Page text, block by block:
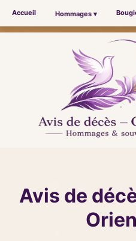
Accueil Hommages ▾
Avis de